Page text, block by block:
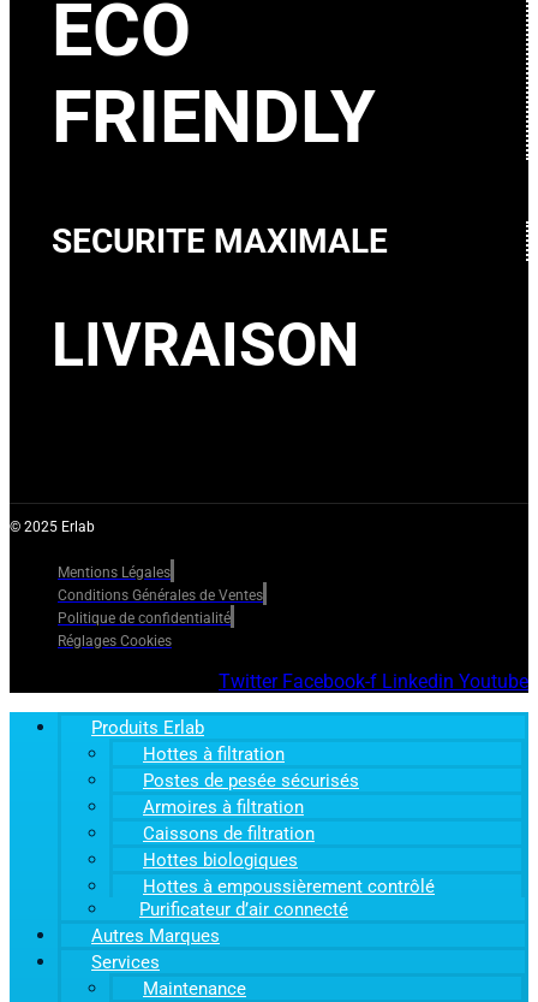
ECO
FRIENDLY
SECURITE MAXIMALE
LIVRAISON
© 2025 Erlab
Mentions Légales
Conditions Générales de Ventes
Politique de confidentialité
Réglages Cookies
Twitter Facebook-f Linkedin Youtube
Produits Erlab
Hottes à filtration
Postes de pesée sécurisés
Armoires à filtration
Caissons de filtration
Hottes biologiques
Hottes à empoussièrement contrôlé
Purificateur d’air connecté
Autres Marques
Services
Maintenance